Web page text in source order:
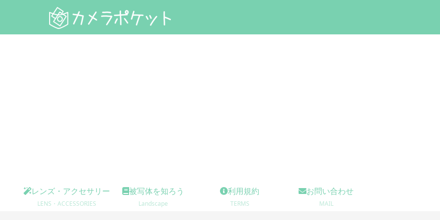
レンズ・アクセサリー
LENS・ACCESSORIES
被写体を知ろう
Landscape
利用規約
TERMS
お問い合わせ
MAIL